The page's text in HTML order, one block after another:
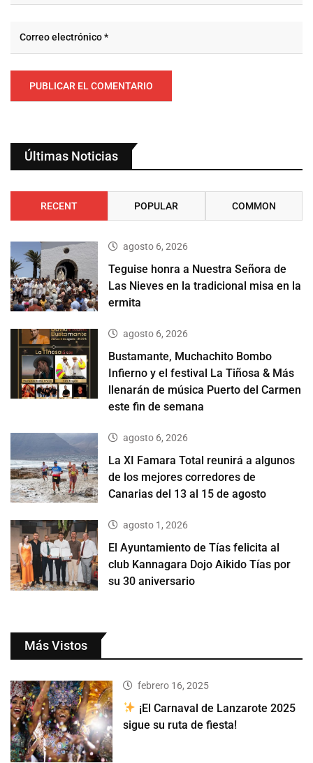
Últimas Noticias
RECENT POPULAR COMMON
agosto 6, 2026
Teguise honra a Nuestra Señora de
Las Nieves en la tradicional misa en la
ermita
agosto 6, 2026
Bustamante, Muchachito Bombo
Infierno y el festival La Tiñosa & Más
llenarán de música Puerto del Carmen
este fin de semana
agosto 6, 2026
La XI Famara Total reunirá a algunos
de los mejores corredores de
Canarias del 13 al 15 de agosto
agosto 1, 2026
El Ayuntamiento de Tías felicita al
club Kannagara Dojo Aikido Tías por
su 30 aniversario
Más Vistos
febrero 16, 2025
¡El Carnaval de Lanzarote 2025
sigue su ruta de fiesta!